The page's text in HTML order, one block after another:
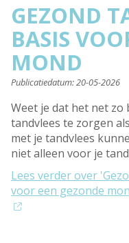
GEZOND
BASIS
MOND
Publicatiedatum:20-05-2026
Weet je dat het net
tandvlees te zorgen
met je tandvlees
niet alleen voor je
Lees verderover
voor een gezonde